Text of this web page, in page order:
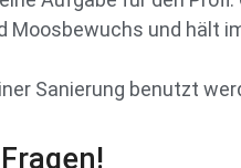
und hält
Sanierung benutzt